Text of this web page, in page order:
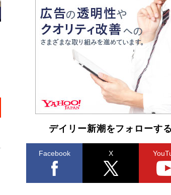
「宇宙兄弟」最終46巻がベストセラー1
開発への関心を押し上げた18年の物語に
版には「宇宙で描かれたマンガ」も収録
Book Bang
「不意に涙が出そうに…」高嶋政伸が明か
た“13歳の娘を暴行する役”への葛藤 イン
シーコーディネーターに支えられたNHK
Book Bang
デイリー新潮をフォローする
Facebook X